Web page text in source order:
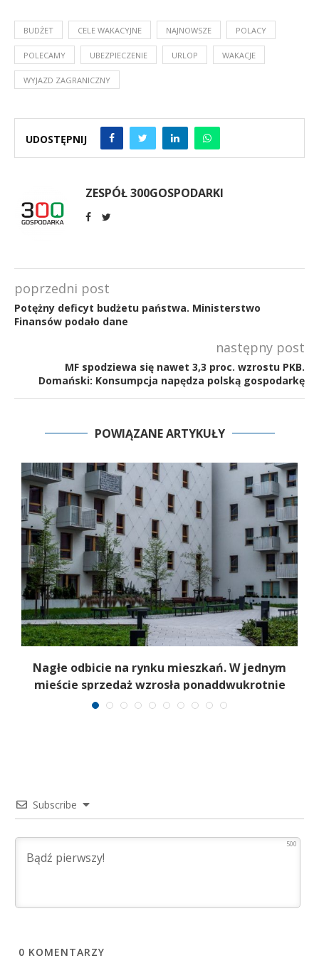
BUDŻET CELE WAKACYJNE NAJNOWSZE POLACY
POLECAMY UBEZPIECZENIE URLOP WAKACJE
WYJAZD ZAGRANICZNY
UDOSTĘPNIJ
ZESPÓŁ 300GOSPODARKI
poprzedni post
Potężny deficyt budżetu państwa. Ministerstwo
Finansów podało dane
następny post
MF spodziewa się nawet 3,3 proc. wzrostu PKB.
Domański: Konsumpcja napędza polską gospodarkę
POWIĄZANE ARTYKUŁY
Nagłe odbicie na rynku mieszkań. W jednym
mieście sprzedaż wzrosła ponaddwukrotnie
Subscribe
500
0 KOMENTARZY